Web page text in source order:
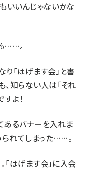
いいんじゃないかな
……。
り「はげます会」と書
知らない人は「それ
よ！
あるバナーを入れま
られてしまった……。
「はげます会」に入会